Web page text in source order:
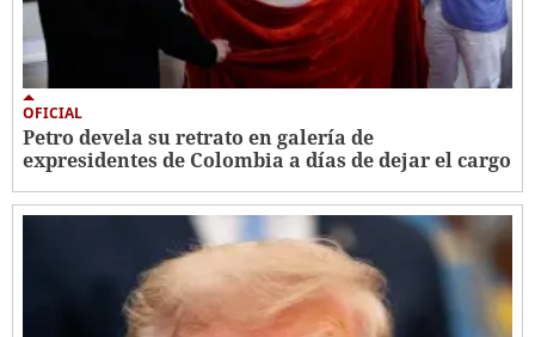
OFICIAL
Petro devela su retrato en galería de
expresidentes de Colombia a días de dejar el cargo